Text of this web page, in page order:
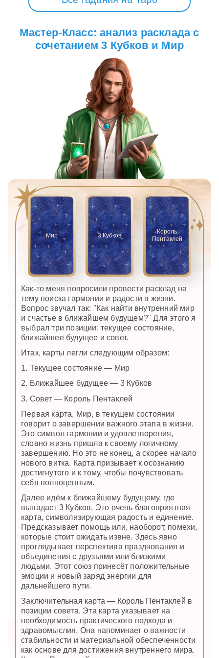
Мастер-Класс: анализ расклада с
сочетанием 3 Кубков и Мир
Мир 3 Кубков
Король
Пентаклей
Как-то меня попросили провести расклад на
тему поиска гармонии и радости в жизни.
Вопрос звучал так: "Как найти внутренний мир
и счастье в ближайшем будущем?" Для этого я
выбрал три позиции: текущее состояние,
ближайшее будущее и совет.
Итак, карты легли следующим образом:
1. Текущее состояние — Мир
2. Ближайшее будущее — 3 Кубков
3. Совет — Король Пентаклей
Первая карта, Мир, в текущем состоянии
говорит о завершении важного этапа в жизни.
Это символ гармонии и удовлетворения,
словно жизнь пришла к своему логичному
завершению. Но это не конец, а скорее начало
нового витка. Карта призывает к осознанию
достигнутого и к тому, чтобы почувствовать
себя полноценным.
Далее идём к ближайшему будущему, где
выпадает 3 Кубков. Это очень благоприятная
карта, символизирующая радость и единение.
Предсказывает помощь или, наоборот, помехи,
которые стоит ожидать извне. Здесь явно
проглядывает перспектива празднования и
объединения с друзьями или близкими
людьми. Этот союз принесёт положительные
эмоции и новый заряд энергии для
дальнейшего пути.
Заключительная карта — Король Пентаклей в
позиции совета. Эта карта указывает на
необходимость практического подхода и
здравомыслия. Она напоминает о важности
стабильности и материальной обеспеченности
как основе для достижения внутреннего мира.